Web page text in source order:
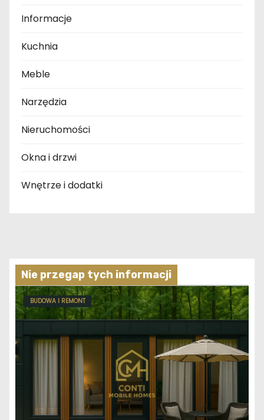
Informacje
Kuchnia
Meble
Narzędzia
Nieruchomości
Okna i drzwi
Wnętrze i dodatki
Nie przegap tych informacji
BUDOWA I REMONT